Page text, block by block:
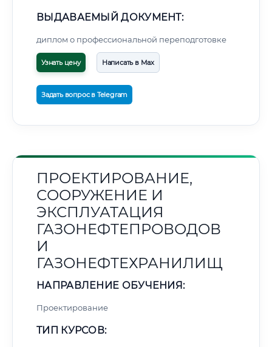
ВЫДАВАЕМЫЙ ДОКУМЕНТ:
диплом о профессиональной переподготовке
Узнать цену Написать в Max
Задать вопрос в Telegram
ПРОЕКТИРОВАНИЕ,
СООРУЖЕНИЕ И
ЭКСПЛУАТАЦИЯ
ГАЗОНЕФТЕПРОВОДОВ
И
ГАЗОНЕФТЕХРАНИЛИЩ
НАПРАВЛЕНИЕ ОБУЧЕНИЯ:
Проектирование
ТИП КУРСОВ: